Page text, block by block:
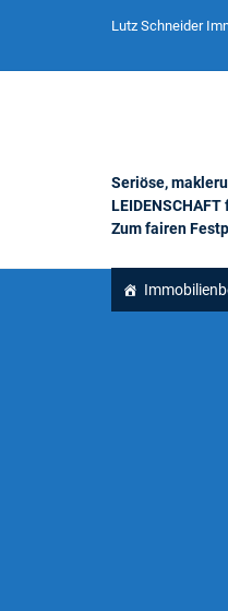
Lutz Schneider
Seriöse,
Zum fairen